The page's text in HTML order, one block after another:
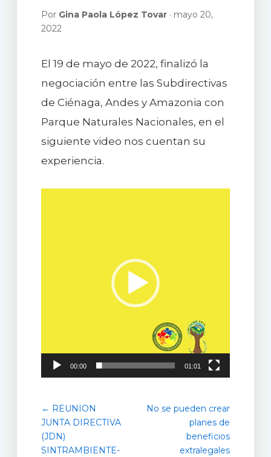
Por Gina Paola López Tovar· mayo 20,
2022
El 19 de mayo de 2022, finalizó la
negociación entre las Subdirectivas
de Ciénaga, Andes y Amazonia con
Parque Naturales Nacionales, en el
siguiente video nos cuentan su
experiencia.
00:00 01:01
← REUNION
JUNTA DIRECTIVA
(JDN)
SINTRAMBIENTE-
No se pueden crear
planes de
beneficios
extralegales